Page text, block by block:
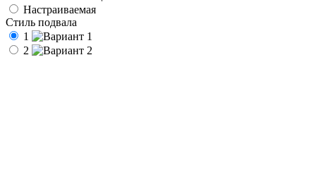
Настраиваемая
Стиль подвала
1
2